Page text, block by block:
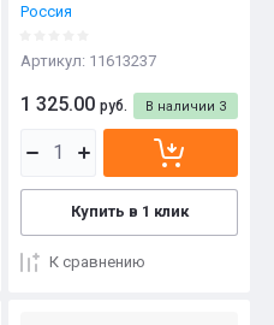
Россия
Артикул: 11613237
В наличии 3
1 325.00 руб.
Купить в 1 клик
К сравнению